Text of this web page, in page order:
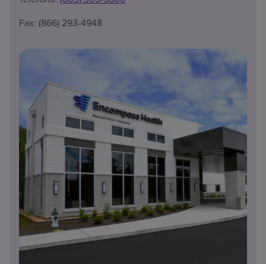
Fax: (866) 293-4948